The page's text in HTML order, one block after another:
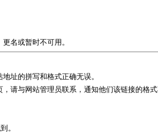
名或暂时不可用。
址的拼写和格式正确无误。
请与网站管理员联系，通知他们该链接的格
。